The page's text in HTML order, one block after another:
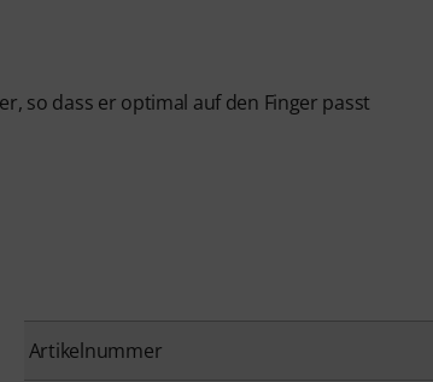
so dass er optimal auf den Finger passt
Artikelnummer